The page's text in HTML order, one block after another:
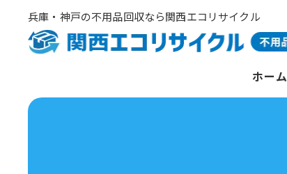
兵庫・神戸の不用品回収なら関西エコリサイクル
ホーム